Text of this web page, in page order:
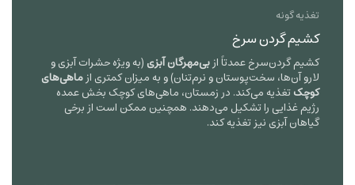
تغذیه گونه
کشیم گردن سرخ
کشیم گردن‌سرخ عمدتاً ازبی‌مهرگان آبزی (به ویژه حشرات آبزی و
لارو آن‌ها، سخت‌پوستان و نرم‌تنان) و به میزان کمتری ازماهی‌های
کوچکتغذیه می‌کند. در زمستان، ماهی‌های کوچک بخش عمده
رژیم غذایی را تشکیل می‌دهند. همچنین ممکن است از برخی
گیاهان آبزی نیز تغذیه کند.